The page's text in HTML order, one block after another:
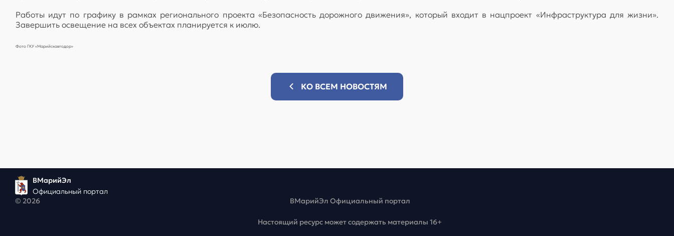
Работы идут по графику в рамках регионального проекта «Безопасность дорожного движения», который входит в нацпроект «Инфраструктура для жизни».
Завершить освещение на всех объектах планируется к июлю.
Фото ГКУ «Марийскавтодор»
КО ВСЕМ НОВОСТЯМ
ВМарийЭл
Официальный портал
© 2026
ВМарийЭл Официальный портал
Настоящий ресурс может содержать материалы 16+